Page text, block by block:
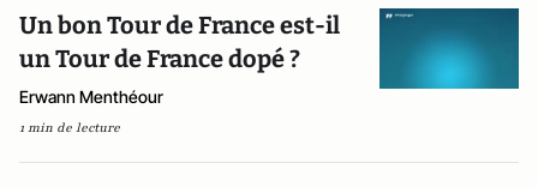
Un bon Tour de France est-il
un Tour de France dopé ?
Erwann Menthéour
1 min de lecture